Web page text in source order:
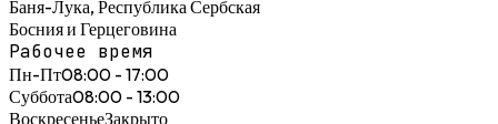
Баня-Лука, Республика Сербская
Босния и Герцеговина
Рабочее время
Пн-Пт08:00 - 17:00
Суббота08:00 - 13:00
ВоскресеньеЗакрыто